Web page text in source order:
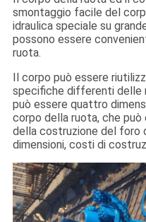
smontaggio facile del
idraulica speciale su
possono essere
ruota.
Il corpo può essere
specifiche differenti delle
può essere quattro
corpo della ruota, che
della costruzione del foro
dimensioni, costi di